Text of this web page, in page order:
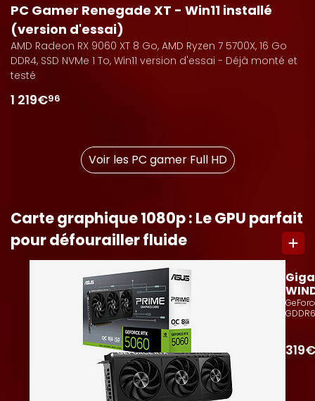
PC Gamer Renegade XT - Win11 installé
(version d'essai)
AMD Radeon RX 9060 XT 8 Go, AMD Ryzen 7 5700X, 16 Go
DDR4, SSD NVMe 1 To, Win11 version d'essai - Déjà monté et
testé
1 219€96
Voir les PC gamer Full HD
Carte graphique 1080p : Le GPU parfait
pour défourailler fluide